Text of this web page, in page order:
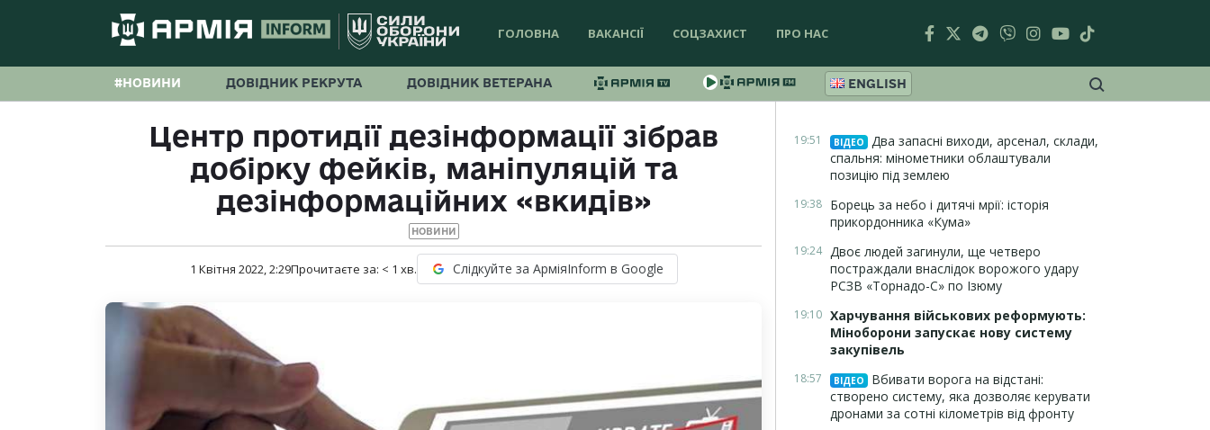
ГОЛОВНА ВАКАНСІЇ СОЦЗАХИСТ ПРО НАС
#НОВИНИ ДОВІДНИК РЕКРУТА ДОВІДНИК ВЕТЕРАНА ENGLISH
Центр протидії дезінформації зібрав
добірку фейків, маніпуляцій та
дезінформаційних «вкидів»
НОВИНИ
1 Квітня 2022, 2:29Прочитаєте за: < 1 хв. Слідкуйте за АрміяInform в Google
19:51 ВІДЕО
Два запасні виходи, арсенал, склади,
спальня: мінометники облаштували
позицію під землею
19:38 Борець за небо і дитячі мрії: історія
прикордонника «Кума»
19:24 Двоє людей загинули, ще четверо
постраждали внаслідок ворожого удару
РСЗВ «Торнадо-С» по Ізюму
19:10 Харчування військових реформують:
Міноборони запускає нову систему
закупівель
18:57 ВІДЕО
Вбивати ворога на відстані:
створено систему, яка дозволяє керувати
дронами за сотні кілометрів від фронту